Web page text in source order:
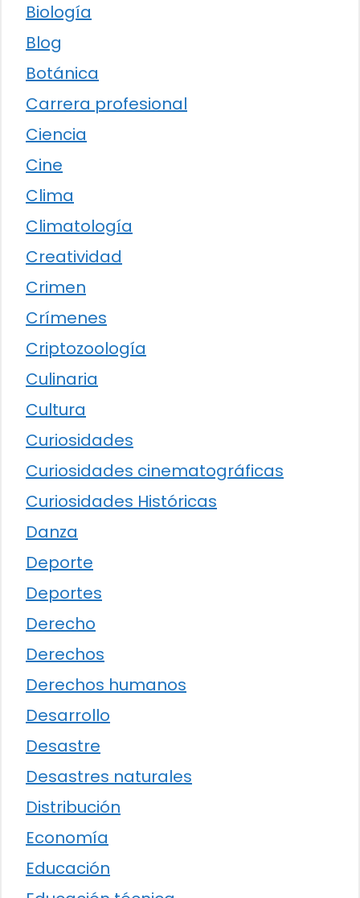
Biología
Blog
Botánica
Carrera profesional
Ciencia
Cine
Clima
Climatología
Creatividad
Crimen
Crímenes
Criptozoología
Culinaria
Cultura
Curiosidades
Curiosidades cinematográficas
Curiosidades Históricas
Danza
Deporte
Deportes
Derecho
Derechos
Derechos humanos
Desarrollo
Desastre
Desastres naturales
Distribución
Economía
Educación